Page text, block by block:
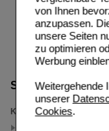
von Ihnen
anzupassen.
unsere Seiten
zu optimieren
Werbung
Weitergehende
unserer
Cookies.
Suche verfeinern
Kategorien